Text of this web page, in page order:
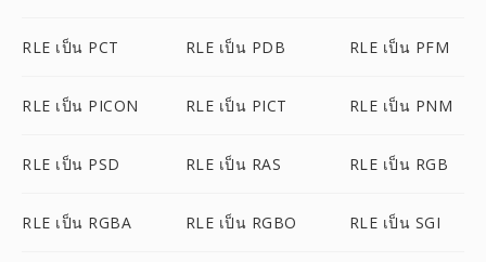
RLE เป็น PCT RLE เป็น PDB RLE เป็น PFM
RLE เป็น PICON RLE เป็น PICT RLE เป็น PNM
RLE เป็น PSD RLE เป็น RAS RLE เป็น RGB
RLE เป็น RGBA RLE เป็น RGBO RLE เป็น SGI